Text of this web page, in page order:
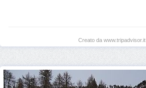
Creato da www.tripadvisor.it